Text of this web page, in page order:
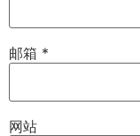
邮箱 *
网站